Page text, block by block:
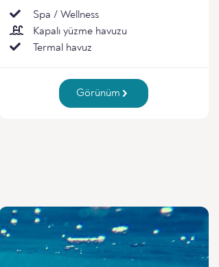
Spa / Wellness
Kapalı yüzme havuzu
Termal havuz
Görünüm